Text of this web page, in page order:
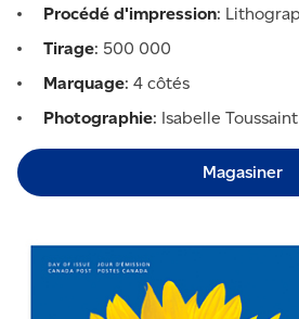
Procédé d'impression:
Tirage: 500 000
Marquage: 4 côtés
Photographie: Isabelle
Magasiner